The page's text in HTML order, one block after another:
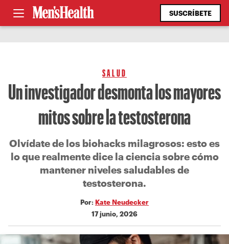
SUSCRÍBETE
SALUD
Un investigador desmonta los mayores
mitos sobre la testosterona
Olvídate de los biohacks milagrosos: esto es
lo que realmente dice la ciencia sobre cómo
mantener niveles saludables de
testosterona.
Por: Kate Neudecker
17 junio, 2026